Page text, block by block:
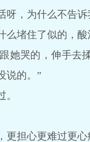
呀，为什么不告
堵住了似的，酸
哭的，伸手去揉
说的。”
担心更难过更心